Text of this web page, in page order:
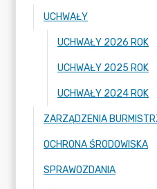
UCHWAŁY
UCHWAŁY 2026 ROK
UCHWAŁY 2025 ROK
UCHWAŁY 2024 ROK
OCHRONA ŚRODOWISKA
SPRAWOZDANIA